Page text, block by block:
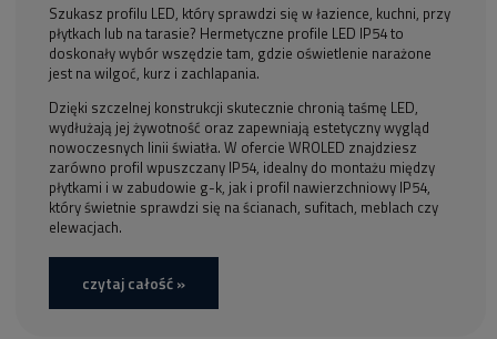
Szukasz profilu LED, który sprawdzi się w łazience, kuchni, przy
płytkach lub na tarasie? Hermetyczne profile LED IP54 to
doskonały wybór wszędzie tam, gdzie oświetlenie narażone
jest na wilgoć, kurz i zachlapania.
Dzięki szczelnej konstrukcji skutecznie chronią taśmę LED,
wydłużają jej żywotność oraz zapewniają estetyczny wygląd
nowoczesnych linii światła. W ofercie WROLED znajdziesz
zarówno profil wpuszczany IP54, idealny do montażu między
płytkami i w zabudowie g-k, jak i profil nawierzchniowy IP54,
który świetnie sprawdzi się na ścianach, sufitach, meblach czy
elewacjach.
czytaj całość »